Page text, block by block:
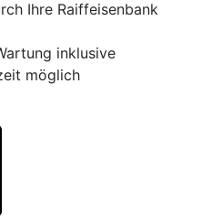
Ihre Raiffeisenbank
inklusive
möglich